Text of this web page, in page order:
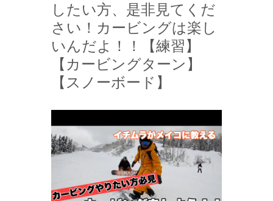
したい方、是非見てくだ
さい！カービングは楽し
いんだよ！！【練習】
【カービングターン】
【スノーボード】